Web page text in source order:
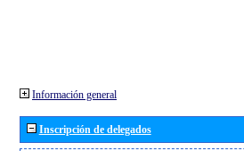
Información general
Inscripción de delegados